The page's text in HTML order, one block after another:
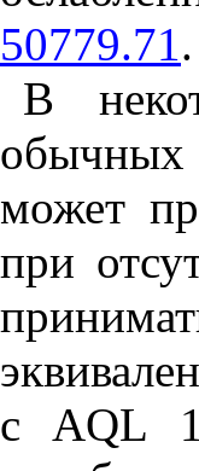
50779.71.
В
обычных
может
при
с AQL